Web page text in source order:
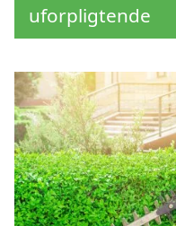
uforpligtende